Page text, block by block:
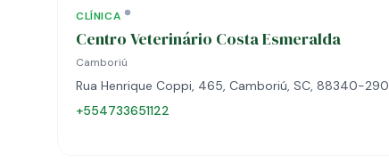
CLÍNICA
Centro Veterinário Costa Esmeralda
Camboriú
Rua Henrique Coppi, 465, Camboriú, SC, 88340-290
+554733651122